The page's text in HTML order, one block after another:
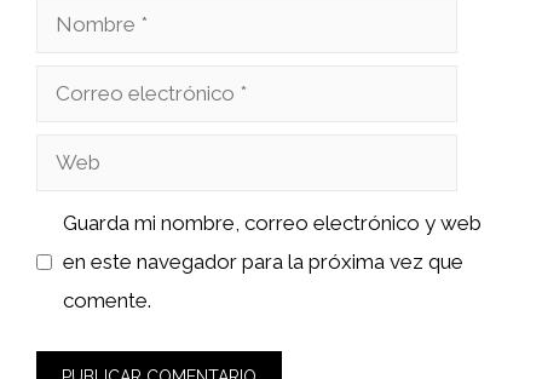
Nombre
Correo
Web
Guarda mi nombre, correo electrónico y web
en este navegador para la próxima vez que
comente.